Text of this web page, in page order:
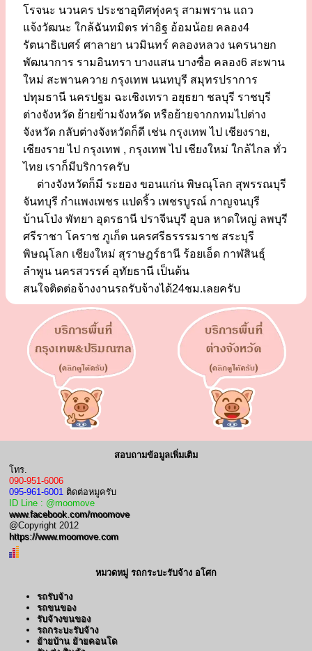
โรจนะ นวนคร ประชาอุทิศทุ่งครุ สามพราน แถว
แจ้งวัฒนะ ใกล้ฉันทมิตร ท่าอิฐ อ้อมน้อย คลอง4
รัตนาธิเบศร์ ศาลายา นวมินทร์ คลองหลวง นครนายก
พัฒนาการ รามอินทรา บางแสน บางซื่อ คลอง6 สะพาน
ใหม่ สะพานควาย กรุงเทพ นนทบุรี สมุทรปราการ
ปทุมธานี นครปฐม ฉะเชิงเทรา อยุธยา ชลบุรี ราชบุรี
ต่างจังหวัด ย้ายข้ามจังหวัด หรือย้ายจากกทมไปต่าง
จังหวัด กลับต่างจังหวัดก็ดี เช่น กรุงเทพ ไป เชียงราย,
เชียงราย ไป กรุงเทพ , กรุงเทพ ไป เชียงใหม่ ใกล้ไกล ทั่ว
ไทย เราก็มีบริการครับ
ต่างจังหวัดก็มี ระยอง ขอนแก่น พิษณุโลก สุพรรณบุรี
จันทบุรี กำแพงเพชร แปดริ้ว เพชรบูรณ์ กาญจนบุรี
บ้านโป่ง พัทยา อุดรธานี ปราจีนบุรี อุบล หาดใหญ่ ลพบุรี
ศรีราชา โคราช ภูเก็ต นครศรีธรรรมราช สระบุรี
พิษณุโลก เชียงใหม่ สุราษฎร์ธานี ร้อยเอ็ด กาฬสินธุ์
ลำพูน นครสวรรค์ อุทัยธานี เป็นต้น
สนใจติดต่อจ้างงานรถรับจ้างได้24ชม.เลยครับ
สอบถามข้อมูลเพิ่มเติม
โทร.
090-951-6006
095-961-6001 ติดต่อหมูครับ
ID Line : @moomove
www.facebook.com/moomove
@Copyright 2012
https://www.moomove.com
หมวดหมู่ รถกระบะรับจ้าง อโศก
รถรับจ้าง
รถขนของ
รับจ้างขนของ
รถกระบะรับจ้าง
ย้ายบ้าน ย้ายคอนโด